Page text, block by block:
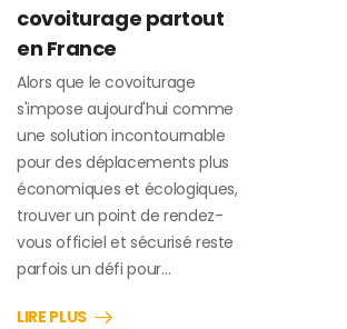
covoiturage partout
en France
Alors que le covoiturage
s'impose aujourd'hui comme
une solution incontournable
pour des déplacements plus
économiques et écologiques,
trouver un point de rendez-
vous officiel et sécurisé reste
parfois un défi pour…
LIRE PLUS